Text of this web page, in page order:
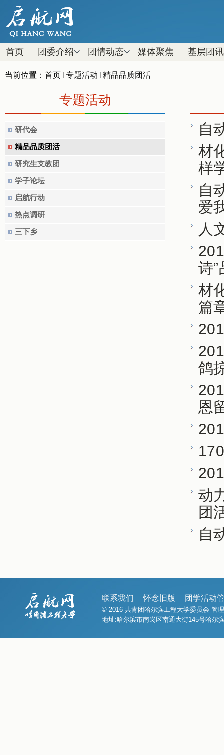
首页 团委介绍 团情动态 媒体聚焦 基层团讯
当前位置： 首页 专题活动 精品品质团活
专题活动
研代会
精品品质团活
研究生支教团
学子论坛
启航行动
热点调研
三下乡
自
材
样
自
爱
人
诗
材
篇
鸽
恩
动
团
自
联系我们 怀念旧版 团学活动
© 2016 共青团哈尔滨工程大学委员会 管
地址:哈尔滨市南岗区南通大街145号哈尔